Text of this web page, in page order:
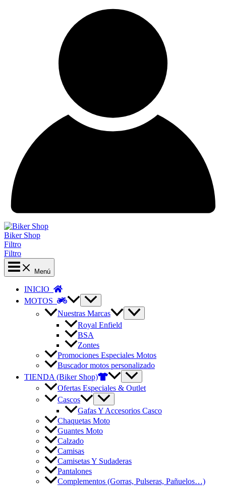
Biker Shop
Filtro
Filtro
Menú
INICIO
MOTOS
Nuestras Marcas
Royal Enfield
BSA
Zontes
Promociones Especiales Motos
Buscador motos personalizado
TIENDA (Biker Shop)
Ofertas Especiales & Outlet
Cascos
Gafas Y Accesorios Casco
Chaquetas Moto
Guantes Moto
Calzado
Camisas
Camisetas Y Sudaderas
Pantalones
Complementos (Gorras, Pulseras, Pañuelos…)